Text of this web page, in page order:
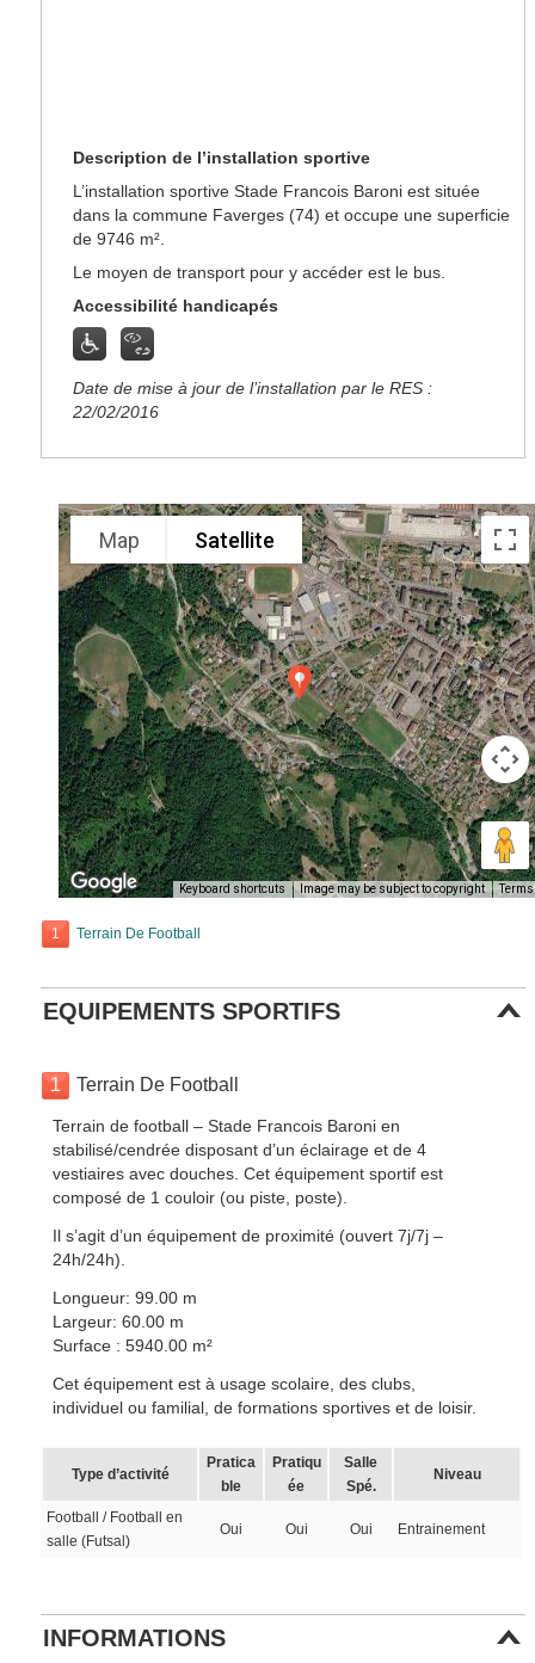
Description de l’installation sportive
L’installation sportive Stade Francois Baroni est située
dans la commune Faverges (74) et occupe une superficie
de 9746 m².
Le moyen de transport pour y accéder est le bus.
Accessibilité handicapés
Date de mise à jour de l’installation par le RES :
22/02/2016
Map Satellite
Keyboard shortcuts Image may be subject to copyright Terms
1 Terrain De Football
EQUIPEMENTS SPORTIFS
1 Terrain De Football
Terrain de football – Stade Francois Baroni en
stabilisé/cendrée disposant d’un éclairage et de 4
vestiaires avec douches. Cet équipement sportif est
composé de 1 couloir (ou piste, poste).
Il s’agit d’un équipement de proximité (ouvert 7j/7j –
24h/24h).
Longueur: 99.00 m
Largeur: 60.00 m
Surface : 5940.00 m²
Cet équipement est à usage scolaire, des clubs,
individuel ou familial, de formations sportives et de loisir.
Type d’activité
Pratica
ble
Pratiqu
ée
Salle
Spé.
Niveau
Football / Football en
salle (Futsal)
Oui Oui Oui Entrainement
INFORMATIONS